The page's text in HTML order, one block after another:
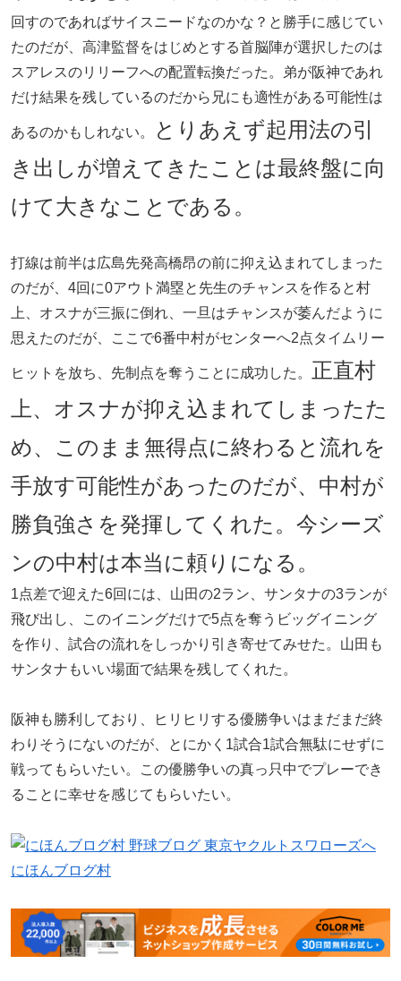
回すのであればサイスニードなのかな？と勝手に感じてい
たのだが、高津監督をはじめとする首脳陣が選択したのは
スアレスのリリーフへの配置転換だった。弟が阪神であれ
だけ結果を残しているのだから兄にも適性がある可能性は
あるのかもしれない。
とりあえず起用法の引
き出しが増えてきたことは最終盤に向
けて大きなことである。
打線は前半は広島先発高橋昂の前に抑え込まれてしまった
のだが、4回に0アウト満塁と先生のチャンスを作ると村
上、オスナが三振に倒れ、一旦はチャンスが萎んだように
思えたのだが、ここで6番中村がセンターへ2点タイムリー
ヒットを放ち、先制点を奪うことに成功した。 正直村
上、オスナが抑え込まれてしまったた
め、このまま無得点に終わると流れを
手放す可能性があったのだが、中村が
勝負強さを発揮してくれた。今シーズ
ンの中村は本当に頼りになる。
1点差で迎えた6回には、山田の2ラン、サンタナの3ランが
飛び出し、このイニングだけで5点を奪うビッグイニング
を作り、試合の流れをしっかり引き寄せてみせた。山田も
サンタナもいい場面で結果を残してくれた。
阪神も勝利しており、ヒリヒリする優勝争いはまだまだ終
わりそうにないのだが、とにかく1試合1試合無駄にせずに
戦ってもらいたい。この優勝争いの真っ只中でプレーでき
ることに幸せを感じてもらいたい。
にほんブログ村